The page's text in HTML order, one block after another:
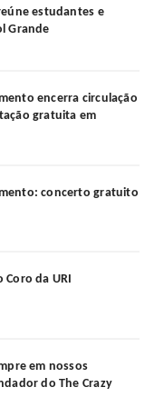
estudantes e
Grande
encerra circulação
gratuita em
concerto gratuito
Coro da URI
em nossos
do The Crazy